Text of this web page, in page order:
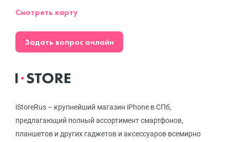
iStoreRus – крупнейший магазин iPhone в СПб,
предлагающий полный ассортимент смартфонов,
планшетов и других гаджетов и аксессуаров всемирно
Смотреть карту
Задать вопрос онлайн